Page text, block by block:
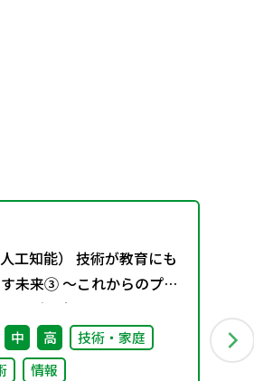
工知能） 技術が教育にも
未来③ ～これからのプロ
ミング教育～
中 高
技術・家庭
情報